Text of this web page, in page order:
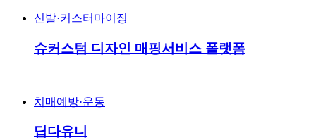
신발·커스터마이징
슈커스텀 디자인 매핑서비스 폴랫폼
치매예방·운동
딥다유니